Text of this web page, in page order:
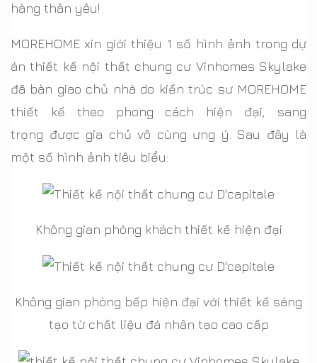
hàng thân yêu!
MOREHOME xin giới thiệu 1 số hình ảnh trong dự
án thiết kế nội thất chung cư Vinhomes Skylake
đã bàn giao chủ nhà do kiến trúc sư MOREHOME
thiết kế theo phong cách hiện đại, sang
trọng được gia chủ vô cùng ưng ý. Sau đây là
một số hình ảnh tiêu biểu:
Không gian phòng khách thiết kế hiện đại
Không gian phòng bếp hiện đại với thiết kế sáng
tạo từ chất liệu đá nhân tạo cao cấp